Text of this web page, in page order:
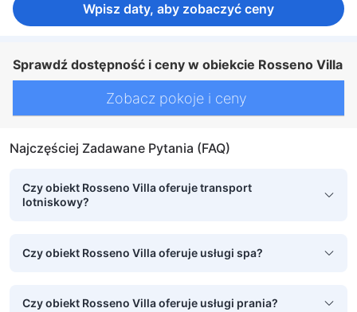
Wpisz daty, aby zobaczyć ceny
Sprawdź dostępność i ceny w obiekcie Rosseno Villa
Zobacz pokoje i ceny
Najczęściej Zadawane Pytania (FAQ)
Czy obiekt Rosseno Villa oferuje transport
lotniskowy?
Czy obiekt Rosseno Villa oferuje usługi spa?
Czy obiekt Rosseno Villa oferuje usługi prania?